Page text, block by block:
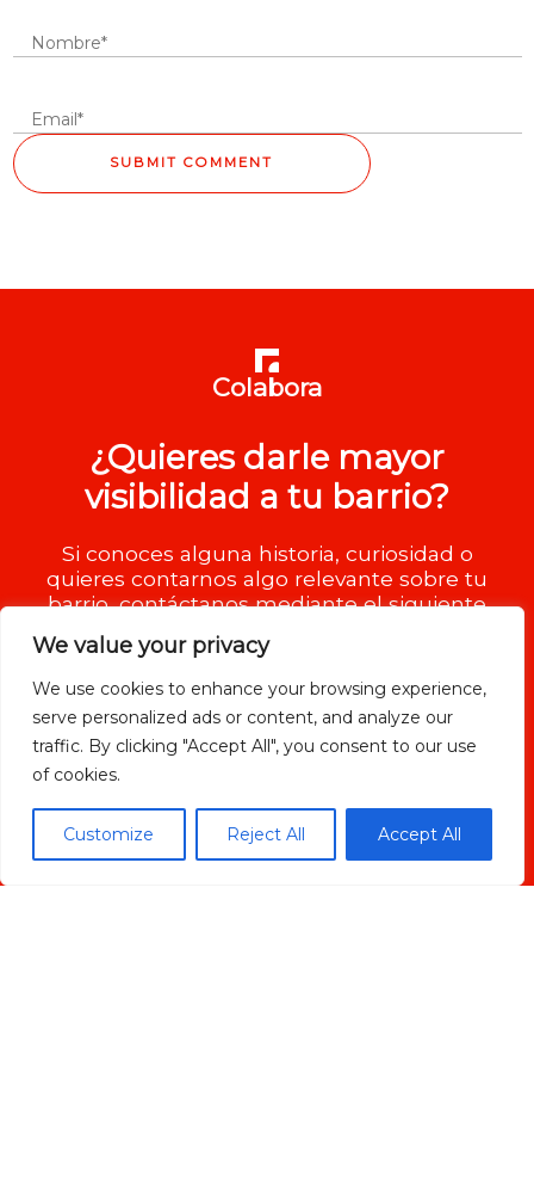
We value your privacy
We use cookies to enhance your browsing experience,
serve personalized ads or content, and analyze our
traffic. By clicking "Accept All", you consent to our use
of cookies.
Customize Reject All Accept All
Colabora
¿Quieres darle mayor
visibilidad a tu barrio?
Si conoces alguna historia, curiosidad o
quieres contarnos algo relevante sobre tu
barrio, contáctanos mediante el siguiente